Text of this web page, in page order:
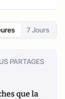
7 Jours
PARTAGES
que la